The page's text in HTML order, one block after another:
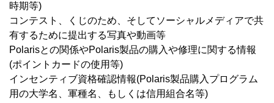
時期等)
コンテスト、くじのため、そしてソーシャルメディアで共
有するために提出する写真や動画等
Polarisとの関係やPolaris製品の購入や修理に関する情報
(ポイントカードの使用等)
インセンティブ資格確認情報(Polaris製品購入プログラム
用の大学名、軍種名、もしくは信用組合名等)